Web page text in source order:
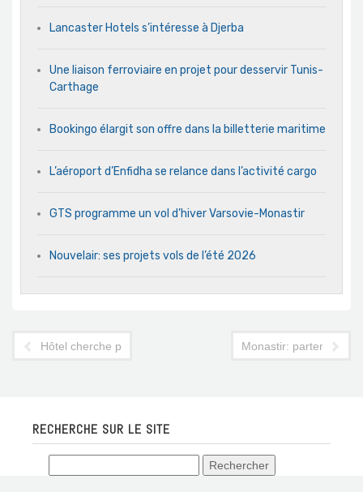
Lancaster Hotels s’intéresse à Djerba
Une liaison ferroviaire en projet pour desservir Tunis-
Carthage
Bookingo élargit son offre dans la billetterie maritime
L’aéroport d’Enfidha se relance dans l’activité cargo
GTS programme un vol d’hiver Varsovie-Monastir
Nouvelair: ses projets vols de l’été 2026
Hôtel cherche preneur à Djerba Monastir: partenariat
RECHERCHE SUR LE SITE